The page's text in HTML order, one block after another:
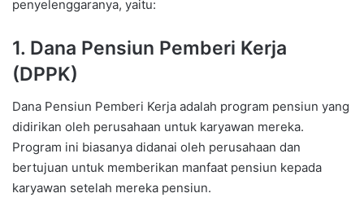
penyelenggaranya, yaitu:
1. Dana Pensiun Pemberi Kerja
(DPPK)
Dana Pensiun Pemberi Kerja adalah program pensiun yang
didirikan oleh perusahaan untuk karyawan mereka.
Program ini biasanya didanai oleh perusahaan dan
bertujuan untuk memberikan manfaat pensiun kepada
karyawan setelah mereka pensiun.